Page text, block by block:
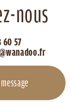
nous
60 57